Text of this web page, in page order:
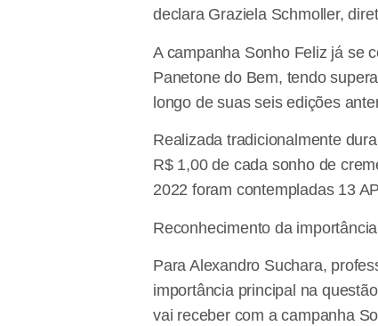
declara Graziela Schmoller,
A campanha Sonho Feliz já se
Panetone do Bem, tendo
longo de suas seis edições
Realizada tradicionalmente
R$ 1,00 de cada sonho de
2022 foram contempladas 13
Reconhecimento da
Para Alexandro Suchara,
importância principal na
vai receber com a campanha